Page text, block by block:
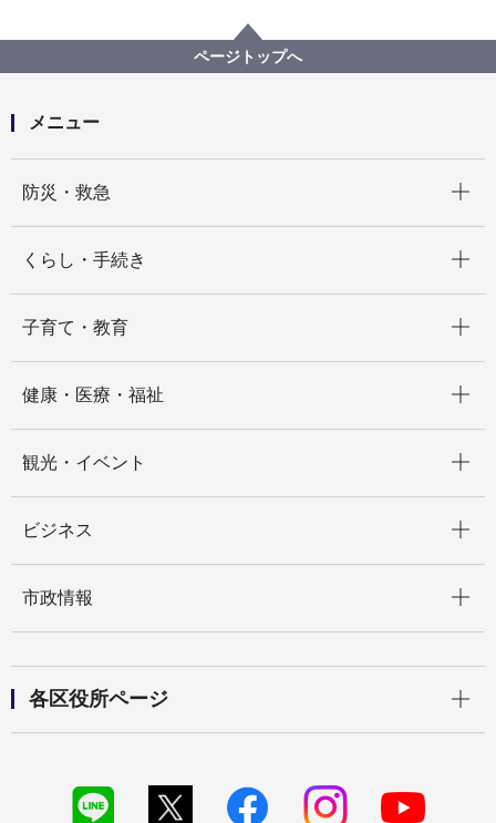
環境に関する市民意識調査の結果がまとまりました
ページトップへ
メニュー
防災・救急
くらし・手続き
子育て・教育
健康・医療・福祉
観光・イベント
ビジネス
市政情報
各区役所ページ